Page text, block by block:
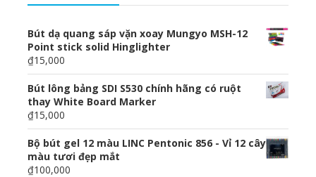
Bút dạ quang sáp vặn xoay Mungyo MSH-12
Point stick solid Hinglighter
₫15,000
Bút lông bảng SDI S530 chính hãng có ruột
thay White Board Marker
₫15,000
Bộ bút gel 12 màu LINC Pentonic 856 - Vỉ 12 cây
màu tươi đẹp mắt
₫100,000